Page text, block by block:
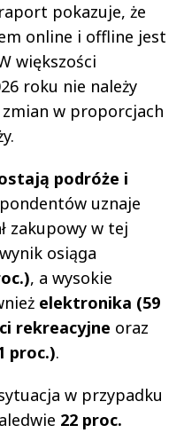
pokazuje, że
online i offline jest
większości
roku nie należy
w proporcjach
podróże i
uznaje
zakupowy w tej
osiąga
, a wysokie
elektronika (59
rekreacyjne oraz
proc.).
w przypadku
22 proc.